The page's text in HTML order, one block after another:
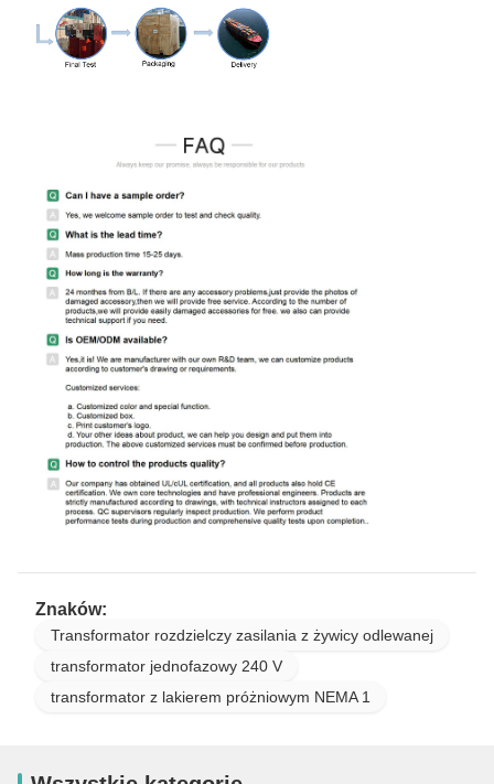
Znaków:
Transformator rozdzielczy zasilania z żywicy odlewanej
transformator jednofazowy 240 V
transformator z lakierem próżniowym NEMA 1